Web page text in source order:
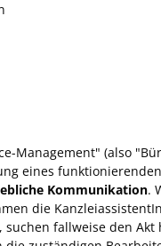
Management" (also
eines
Kommunikation.
die
suchen fallweise den